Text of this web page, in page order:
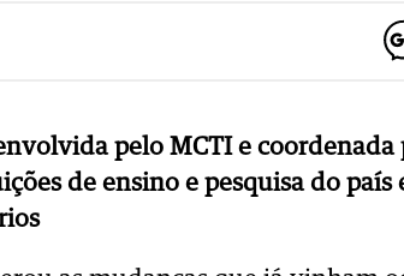
pelo MCTI e coordenada
de ensino e pesquisa do país